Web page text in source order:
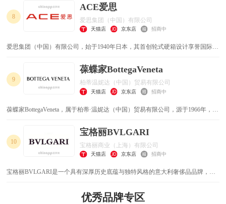
优雅风格著称于世的奢侈服饰品牌，1957年为赫本量身调制禁忌香水L’Interdit
8
ACE爱思
爱思集团（中国）有限公司
天猫店 京东店 招商中
爱思集团（中国）有限公司，始于1940年日本，其首创轮式硬箱设计享誉国际，
9
葆蝶家BottegaVeneta
柏蒂温妮达（中国）贸易有限公司
天猫店 京东店 招商中
葆蝶家BottegaVeneta，属于柏蒂·温妮达（中国）贸易有限公司，源于1966年，以
法/TheKnot晚宴手拿包/男士皮鞋久负盛名。
10
宝格丽BVLGARI
宝格丽商业（上海）有限公司
天猫店 京东店 招商中
宝格丽BVLGARI是一个具有深厚历史底蕴与独特风格的意大利奢侈品品牌，隶
香水以及个性化定制等领域。优秀品牌专区